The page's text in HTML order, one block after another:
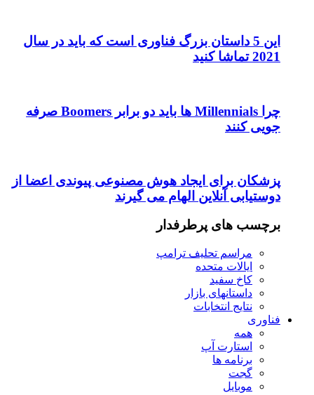
این 5 داستان بزرگ فناوری است که باید در سال
2021 تماشا کنید
چرا Millennials ها باید دو برابر Boomers صرفه
جویی کنند
پزشکان برای ایجاد هوش مصنوعی پیوندی اعضا از
دوستیابی آنلاین الهام می گیرند
برچسب های پرطرفدار
مراسم تحلیف ترامپ
ایالات متحده
کاخ سفید
داستانهای بازار
نتایج انتخابات
فناوری
همه
استارت آپ
برنامه ها
گجت
موبایل